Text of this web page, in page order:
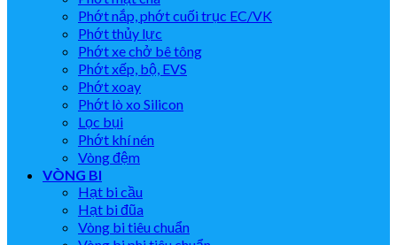
Phớt nắp, phớt cuối trục EC/VK
Phớt thủy lực
Phớt xe chở bê tông
Phớt xếp, bộ, EVS
Phớt xoay
Phớt lò xo Silicon
Lọc bụi
Phớt khí nén
Vòng đệm
VÒNG BI
Hạt bi cầu
Hạt bi đũa
Vòng bi tiêu chuẩn